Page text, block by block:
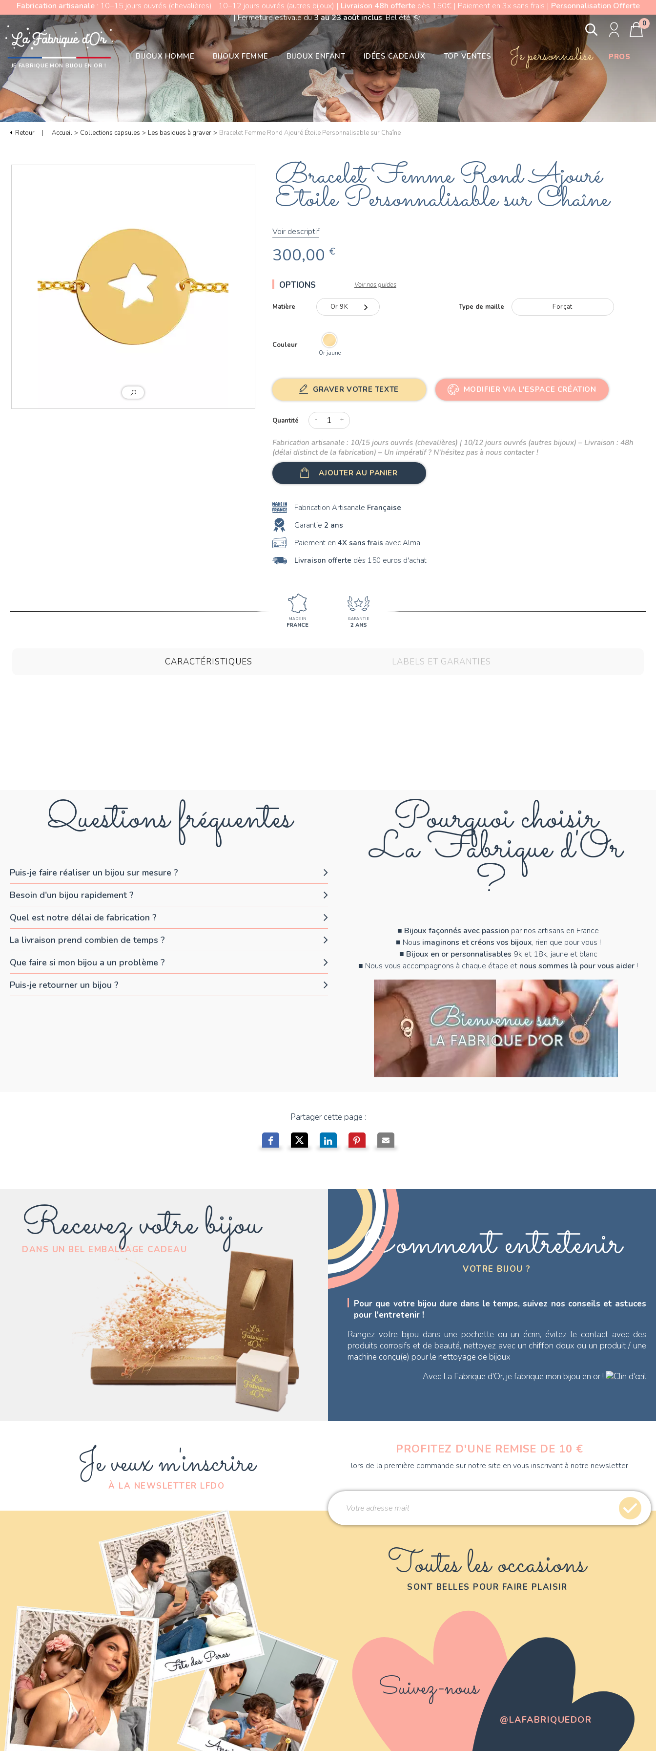
Fabrication artisanale: 10–15 jours ouvrés (chevalières) | 10–12 jours ouvrés (autres bijoux) | Livraison 48h offertedès 150€ | Paiement en 3x sans frais | Personnalisation Offerte
|Fermeture estivale du3 au 23 août inclus. Bel été🌞
JE FABRIQUE MON BIJOU EN OR !
BIJOUX HOMME BIJOUX FEMME BIJOUX ENFANT IDÉES CADEAUX TOP VENTES Je personnalise PROS
0
Retour Accueil > Collections capsules > Les basiques à graver > Bracelet Femme Rond Ajouré Étoile Personnalisable sur Chaîne
Bracelet Femme Rond Ajouré
Étoile Personnalisable sur Chaîne
Voir descriptif
300,00 €
OPTIONS Voir nos guides
Matière Or 9K
Or 18K
Type de maille Forçat
Couleur
Or jaune
GRAVER VOTRE TEXTE MODIFIER VIA L'ESPACE CRÉATION
Quantité - +
Fabrication artisanale : 10/15 jours ouvrés (chevalières) | 10/12 jours ouvrés (autres bijoux) – Livraison : 48h
(délai distinct de la fabrication) – Un impératif ? N’hésitez pas à nous contacter !
AJOUTER AU PANIER
Fabrication Artisanale Française
Garantie 2 ans
Paiement en 4X sans frais avec Alma
Livraison offerte dès 150 euros d'achat
MADE IN
FRANCE
GARANTIE
2 ANS
CARACTÉRISTIQUES LABELS ET GARANTIES
Questions fréquentes
Puis-je faire réaliser un bijou sur mesure ?
Besoin d'un bijou rapidement ?
Quel est notre délai de fabrication ?
La livraison prend combien de temps ?
Que faire si mon bijou a un problème ?
Puis-je retourner un bijou ?
Pourquoi choisir
La Fabrique d'Or
?
■ Bijoux façonnés avec passion par nos artisans en France
■ Nous imaginons et créons vos bijoux, rien que pour vous !
■ Bijoux en or personnalisables 9k et 18k, jaune et blanc
■ Nous vous accompagnons à chaque étape et nous sommes là pour vous aider !
Partager cette page :
Recevez votre bijou
DANS UN BEL EMBALLAGE CADEAU Comment entretenir
VOTRE BIJOU ?
Pour que votre bijou dure dans le temps, suivez nos conseils et astuces
pour l'entretenir !
Rangez votre bijou dans une pochette ou un écrin, évitez le contact avec des
produits corrosifs et de beauté, nettoyez avec un chiffon doux ou un produit / une
machine conçu(e) pour le nettoyage de bijoux
Avec La Fabrique d'Or, je fabrique mon bijou en or !
Je veux m'inscrire
À LA NEWSLETTER LFDO
PROFITEZ D'UNE REMISE DE 10 €
lors de la première commande sur notre site en vous inscrivant à notre newsletter
Toutes les occasions
SONT BELLES POUR FAIRE PLAISIR
Suivez-nous
@LAFABRIQUEDOR